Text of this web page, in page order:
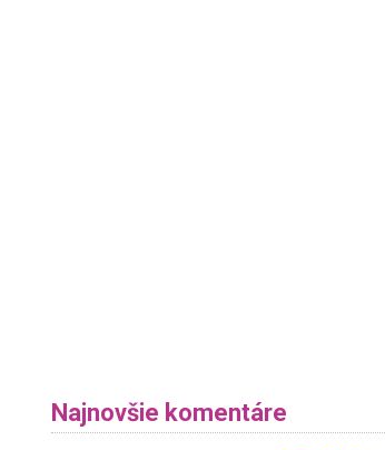
Najnovšie komentáre